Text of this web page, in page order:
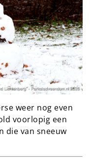
weer nog even
voorlopig een
die van sneeuw